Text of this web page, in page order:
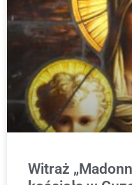
Witraż